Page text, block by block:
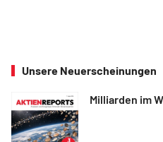
Unsere Neuerscheinungen
Milliarden im